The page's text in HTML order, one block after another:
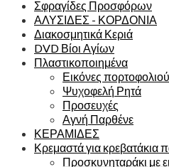
Σφραγίδες Προσφόρων
ΑΛΥΣΙΔΕΣ - ΚΟΡΔΟΝΙΑ
Διακοσμητικά Κεριά
DVD Βίοι Αγίων
Πλαστικοποιημένα
Εικόνες πορτοφολιού
Ψυχοφελή Ρητά
Προσευχές
Αγνή Παρθένε
ΚΕΡΑΜΙΔΕΣ
Κρεμαστά για κρεβατάκια
Προσκυνηταράκι με